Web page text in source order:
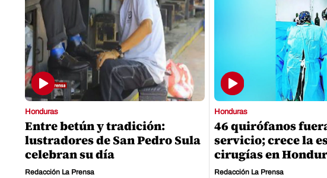
Honduras
Entre betún y tradición:
lustradores de San Pedro Sula
celebran su día
Redacción La Prensa
Honduras
46 quirófanos
servicio; crece la
cirugías en
Redacción La Prensa